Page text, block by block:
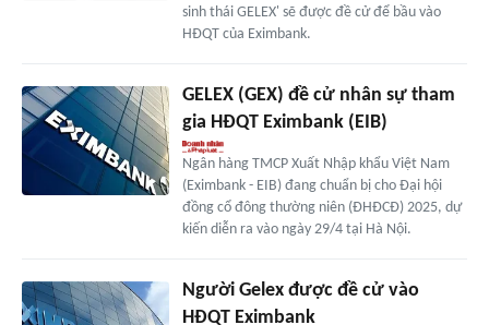
sinh thái GELEX' sẽ được đề cử để bầu vào
HĐQT của Eximbank.
GELEX (GEX) đề cử nhân sự tham
gia HĐQT Eximbank (EIB)
Ngân hàng TMCP Xuất Nhập khẩu Việt Nam
(Eximbank - EIB) đang chuẩn bị cho Đại hội
đồng cổ đông thường niên (ĐHĐCĐ) 2025, dự
kiến diễn ra vào ngày 29/4 tại Hà Nội.
Người Gelex được đề cử vào
HĐQT Eximbank